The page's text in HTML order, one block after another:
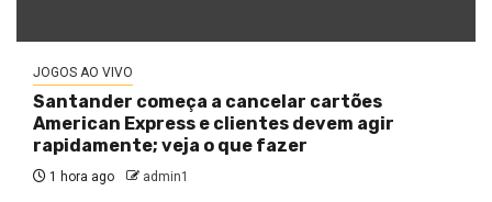
JOGOS AO VIVO
Santander começa a cancelar cartões
American Express e clientes devem agir
rapidamente; veja o que fazer
1 hora ago admin1